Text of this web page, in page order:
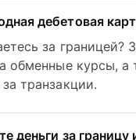
дебетовая
за границей?
обменные курсы, а
транзакции.
деньги за границу